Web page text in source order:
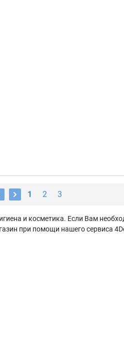
1 2 3
и косметика. Если Вам
при помощи нашего сервиса